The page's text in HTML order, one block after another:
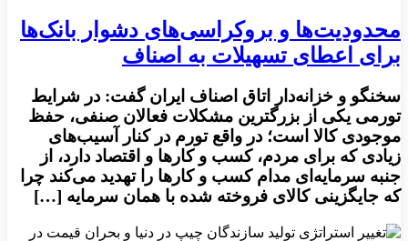
محدودیت‌ها و بروکراسی‌های دشوار بانک‌ها
برای اعطای تسهیلات به اصناف
سخنگو و خزانه‌دار اتاق اصناف ایران گفت: در شرایط
تورمی یکی از بزرگترین مشکلات فعالان صنفی، حفظ
موجودی کالا است؛ در واقع تورم در کنار آسیب‌های
زیادی که برای مردم، کسب و کارها و اقتصاد دارد، از
جنبه سرمایه‌ای مدام کسب و کارها را تهدید می‌کند چرا
که جایگزینی کالای فروخته شده با همان سرمایه […]